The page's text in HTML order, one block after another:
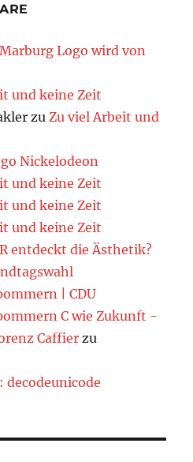
Marburg Logo wird von
und keine Zeit
zu Zu viel Arbeit und
Nickelodeon
und keine Zeit
und keine Zeit
und keine Zeit
entdeckt die Ästhetik?
| CDU
C wie Zukunft -
Caffier zu
decodeunicode